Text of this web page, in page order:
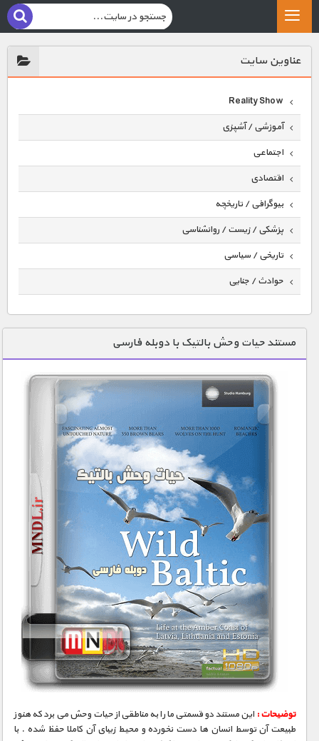
عناوين سايت
Reality Show
آموزشی / آشپزی
اجتماعی
اقتصادی
بیوگرافی / تاریخچه
پزشکی / زیست / روانشناسی
تاریخی / سیاسی
حوادث / جنایی
دنیای خوراکی ها
زمین شناسی / محیط زیست
سازه/ معماری/ مهندسی
سرگرمی
شناخت کودکان
طبیعت
علم و فناوری
فرهنگ / هنر
کیهان / نجوم
گردشگری
ماورایی
مسابقات / ورزشی
مستند های اختصاصی
مستند حیات وحش بالتیک با دوبله فارسی
توضیحات : این مستند دو قسمتی ما را به مناطقی از حیات وحش می برد که هنوز
طبیعت آن توسط انسان ها دست نخورده و محیط زیبای آن کاملا حفظ شده . با